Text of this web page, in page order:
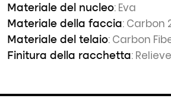
Materiale del nucleo: Eva
Materiale della faccia: Carbon
Materiale del telaio: Carbon
Finitura della racchetta: